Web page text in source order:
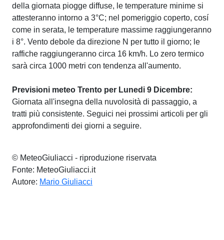
della giornata piogge diffuse, le temperature minime si
attesteranno intorno a 3°C; nel pomeriggio coperto, cosí
come in serata, le temperature massime raggiungeranno
i 8°. Vento debole da direzione N per tutto il giorno; le
raffiche raggiungeranno circa 16 km/h. Lo zero termico
sarà circa 1000 metri con tendenza all'aumento.
Previsioni meteo Trento per Lunedi 9 Dicembre:
Giornata all'insegna della nuvolosità di passaggio, a
tratti più consistente. Seguici nei prossimi articoli per gli
approfondimenti dei giorni a seguire.
© MeteoGiuliacci - riproduzione riservata
Fonte: MeteoGiuliacci.it
Autore: Mario Giuliacci